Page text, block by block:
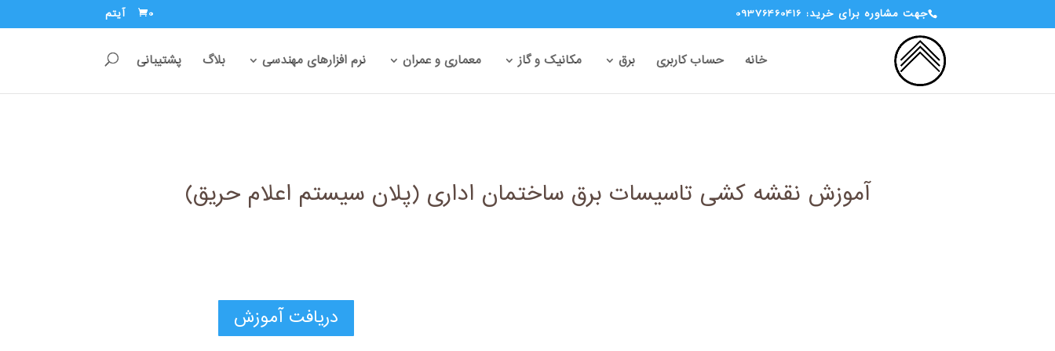
جهت مشاوره برای خرید: 09376460416 0 آیتم
خانه حساب کاربری برق مکانیک و گاز معماری و عمران نرم افزارهای مهندسی بلاگ پشتیبانی
آموزش نقشه کشی تاسیسات برق ساختمان اداری (پلان سیستم اعلام حریق)
دریافت آموزش